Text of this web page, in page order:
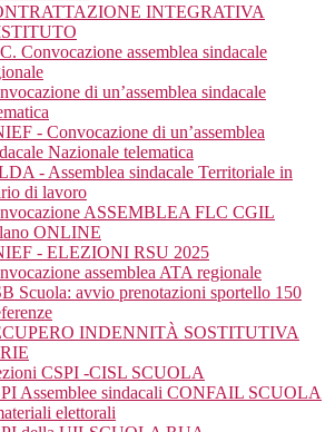
INTEGRATIVA
Convocazione assemblea sindacale
di un’assemblea sindacale
- Convocazione di un’assemblea
Nazionale telematica
- Assemblea sindacale Territoriale in
di lavoro
ASSEMBLEA FLC CGIL
ONLINE
- ELEZIONI RSU 2025
assemblea ATA regionale
Scuola: avvio prenotazioni sportello 150
INDENNITÀ SOSTITUTIVA
CSPI -CISL SCUOLA
Assemblee sindacali CONFAIL SCUOLA
elettorali